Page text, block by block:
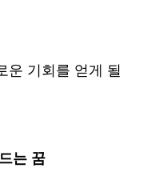
운 기회를 얻게 될
는 꿈